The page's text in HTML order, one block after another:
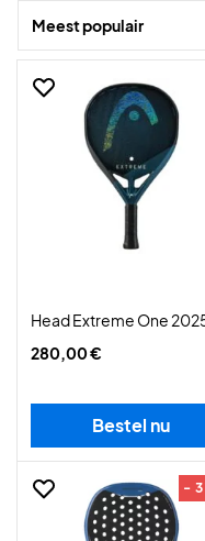
is er zeker ook een voor jou.
Meest populair
Head Extreme One
280,00 €
Bestel nu
-